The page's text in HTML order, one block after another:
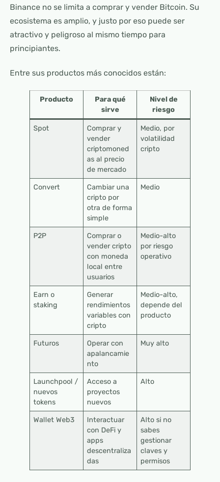
Binance no se limita a comprar y vender Bitcoin. Su
ecosistema es amplio, y justo por eso puede ser
atractivo y peligroso al mismo tiempo para
principiantes.
Entre sus productos más conocidos están:
Producto
Para qué
sirve
Nivel de
riesgo
Spot
Comprar y
vender
criptomoned
as al precio
de mercado
Medio, por
volatilidad
cripto
Convert
Cambiar una
cripto por
otra de forma
simple
Medio
P2P
Comprar o
vender cripto
con moneda
local entre
usuarios
Medio-alto
por riesgo
operativo
Earn o
staking
Generar
rendimientos
variables con
cripto
Medio-alto,
depende del
producto
Futuros
Operar con
apalancamie
nto
Muy alto
Launchpool /
nuevos
tokens
Acceso a
proyectos
nuevos
Alto
Wallet Web3
Interactuar
con DeFi y
apps
descentraliza
das
Alto si no
sabes
gestionar
claves y
permisos